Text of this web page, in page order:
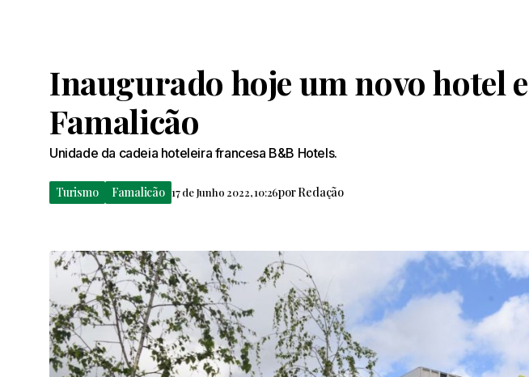
Inaugurado hoje um novo hotel
Famalicão
Unidade da cadeia hoteleira francesa B&B Hotels.
Turismo Famalicão 17 de Junho 2022, 10:26porRedação